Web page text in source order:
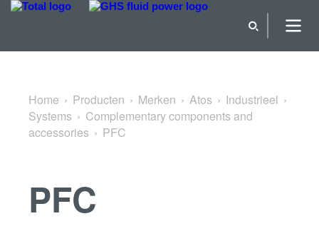
Terug naar Complementary components and accessories
Home Producten Merken Atos
Industrieel
Systems
Complementary components and
accessories
PFC
PFC